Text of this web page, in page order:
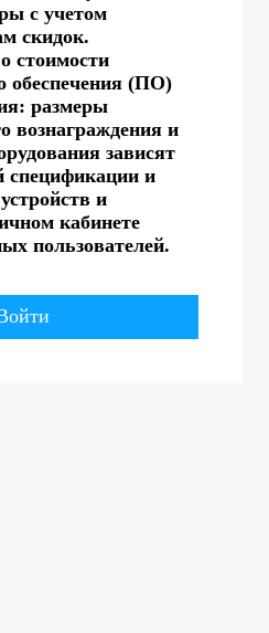
с учетом
скидок.
стоимости
обеспечения (ПО)
размеры
вознаграждения и
зависят
спецификации и
и
кабинете
пользователей.